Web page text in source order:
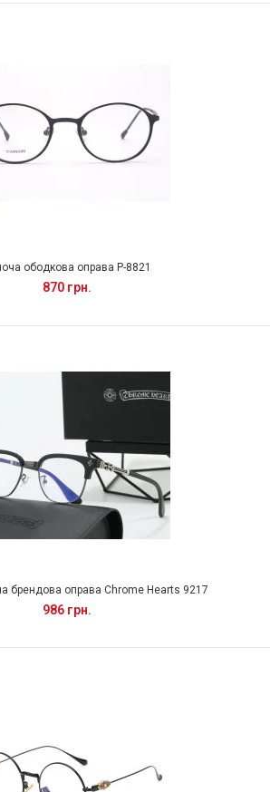
ободкова оправа P-8821
870 грн.
брендова оправа Chrome Hearts 9217
986 грн.